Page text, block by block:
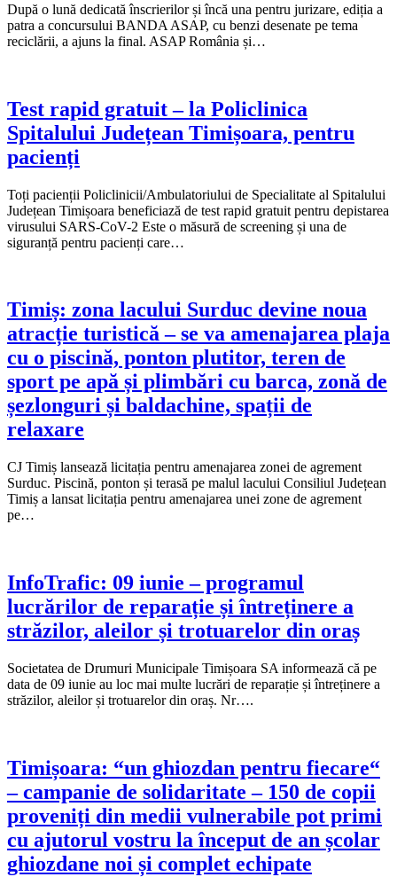
După o lună dedicată înscrierilor și încă una pentru jurizare, ediția a
patra a concursului BANDA ASAP, cu benzi desenate pe tema
reciclării, a ajuns la final. ASAP România și…
Test rapid gratuit – la Policlinica
Spitalului Județean Timișoara, pentru
pacienți
Toți pacienții Policlinicii/Ambulatoriului de Specialitate al Spitalului
Județean Timișoara beneficiază de test rapid gratuit pentru depistarea
virusului SARS-CoV-2 Este o măsură de screening și una de
siguranță pentru pacienți care…
Timiș: zona lacului Surduc devine noua
atracție turistică – se va amenajarea plaja
cu o piscină, ponton plutitor, teren de
sport pe apă și plimbări cu barca, zonă de
șezlonguri și baldachine, spații de
relaxare
CJ Timiș lansează licitația pentru amenajarea zonei de agrement
Surduc. Piscină, ponton și terasă pe malul lacului Consiliul Județean
Timiș a lansat licitația pentru amenajarea unei zone de agrement
pe…
InfoTrafic: 09 iunie – programul
lucrărilor de reparație și întreținere a
străzilor, aleilor și trotuarelor din oraș
Societatea de Drumuri Municipale Timișoara SA informează că pe
data de 09 iunie au loc mai multe lucrări de reparație și întreținere a
străzilor, aleilor și trotuarelor din oraș. Nr….
Timișoara: “un ghiozdan pentru fiecare“
– campanie de solidaritate – 150 de copii
proveniți din medii vulnerabile pot primi
cu ajutorul vostru la început de an școlar
ghiozdane noi și complet echipate